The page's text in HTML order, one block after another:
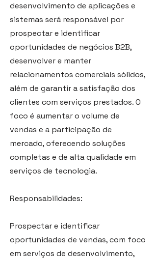
desenvolvimento de aplicações e
sistemas será responsável por
prospectar e identificar
oportunidades de negócios B2B,
desenvolver e manter
relacionamentos comerciais sólidos,
além de garantir a satisfação dos
clientes com serviços prestados. O
foco é aumentar o volume de
vendas e a participação de
mercado, oferecendo soluções
completas e de alta qualidade em
serviços de tecnologia.
Responsabilidades:
Prospectar e identificar
oportunidades de vendas, com foco
em serviços de desenvolvimento,